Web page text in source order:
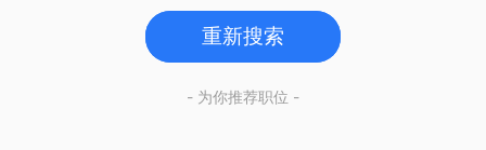
重新搜索
- 为你推荐职位 -